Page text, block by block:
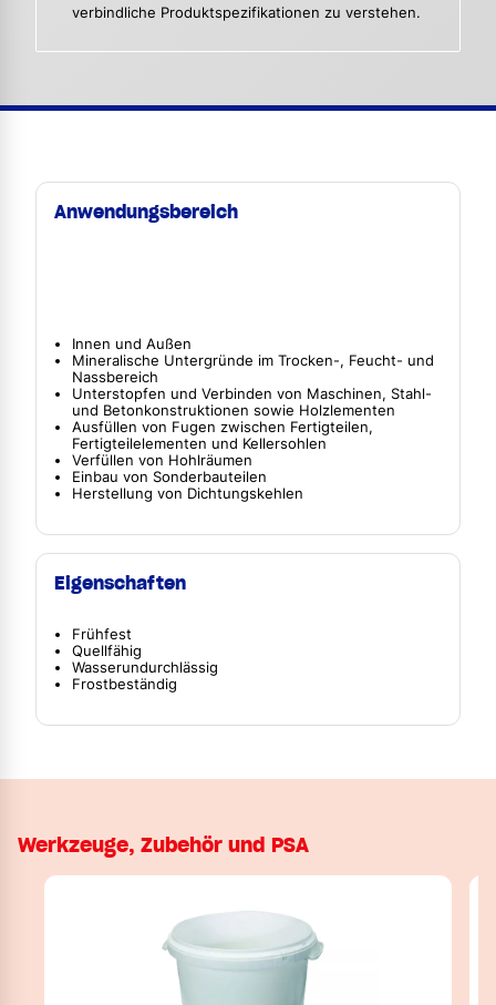
verbindliche Produktspezifikationen zu verstehen.
Anwendungsbereich
Innen und Außen
Mineralische Untergründe im Trocken-, Feucht- und
Nassbereich
Unterstopfen und Verbinden von Maschinen, Stahl-
und Betonkonstruktionen sowie Holzlementen
Ausfüllen von Fugen zwischen Fertigteilen,
Fertigteilelementen und Kellersohlen
Verfüllen von Hohlräumen
Einbau von Sonderbauteilen
Herstellung von Dichtungskehlen
Eigenschaften
Frühfest
Quellfähig
Wasserundurchlässig
Frostbeständig
Werkzeuge, Zubehör und PSA